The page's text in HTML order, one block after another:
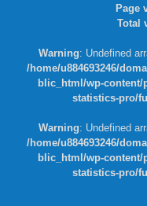
Page
Total
Warning: Undefined
/home/u884693246/
blic_html/wp-
statistics-pro/
Warning: Undefined
/home/u884693246/
blic_html/wp-
statistics-pro/